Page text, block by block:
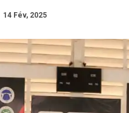
14 Fév, 2025